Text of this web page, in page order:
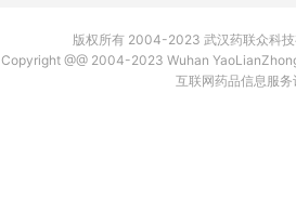
版权所有 2004-2023 武汉药联众科
Copyright @@ 2004-2023 Wuhan
互联网药品信息服